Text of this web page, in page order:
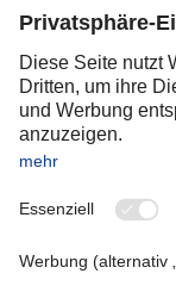
Romania
Slovakia
Spain
Sweden
Switzerland
OCEANIA